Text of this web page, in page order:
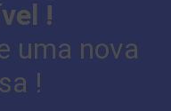
!
uma nova
!